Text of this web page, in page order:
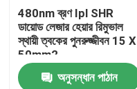
আমাদের সম্পর্কে
কারখানা ভ্রমণ
480nm ব্রণ Ipl SHR
ডায়োড লেজার হেয়ার রিমুভাল
স্থায়ী ত্বকের পুনরুজ্জীবন 15 X
50mm2
অনুসন্ধান পাঠান